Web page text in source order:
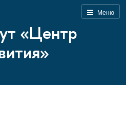
Меню
«Центр